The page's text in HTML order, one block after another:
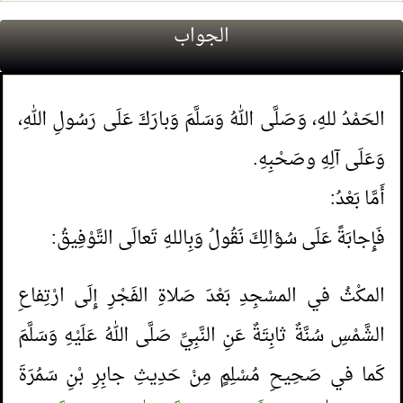
الجواب
الحَمْدُ للهِ، وَصَلَّى اللهُ وَسَلَّمَ وَبارَكَ عَلَى رَسُولِ اللهِ،
وَعَلَى آلِهِ وصَحْبِهِ.
أَمَّا بَعْدُ:
فَإِجابَةً عَلَى سُؤالِكَ نَقُولُ وَبِاللهِ تَعالَى التَّوْفِيقُ:
المكْثُ في المسْجِدِ بَعْدَ صَلاةِ الفَجْرِ إِلَى ارْتِفاعِ
الشَّمْسِ سُنَّةٌ ثابِتَةٌ عَنِ النَّبِيِّ صَلَّى اللهُ عَلَيْهِ وَسَلَّمَ
كَما في صَحِيحِ مُسْلِمٍ مِنْ حَدِيثِ جابِرِ بْنِ سَمُرَةَ